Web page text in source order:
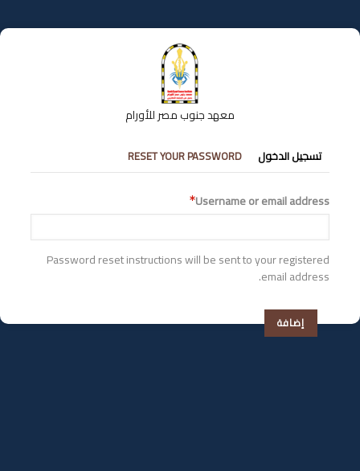
إلى
المحتوى
معهد جنوب مصر للأورام
التبويبات
الأساسية
تسجيل الدخول RESET YOUR PASSWORD
Username or email address
Password reset instructions will be sent to your registered
email address.